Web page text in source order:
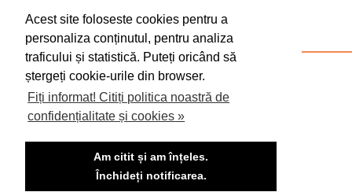
Acest site foloseste cookies pentru a
personaliza conținutul, pentru analiza
traficului și statistică. Puteți oricând să
ștergeți cookie-urile din browser.
Fiți informat! Citiți politica noastră de
confidențialitate și cookies »
Am citit și am înțeles.
Închideți notificarea.
CONFIDENȚIALITATE, PROTECȚIA
TERMENI SI CONDITII
ANPC
CONTACT